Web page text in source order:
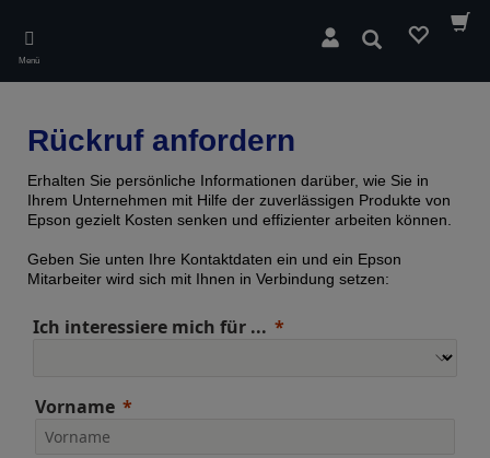
main
content
Menü
Suchen
Rückruf anfordern
Erhalten Sie persönliche Informationen darüber, wie Sie in
Ihrem Unternehmen mit Hilfe der zuverlässigen Produkte von
Epson gezielt Kosten senken und effizienter arbeiten können.
Geben Sie unten Ihre Kontaktdaten ein und ein Epson
Mitarbeiter wird sich mit Ihnen in Verbindung setzen:
Ich interessiere mich für ...
Vorname